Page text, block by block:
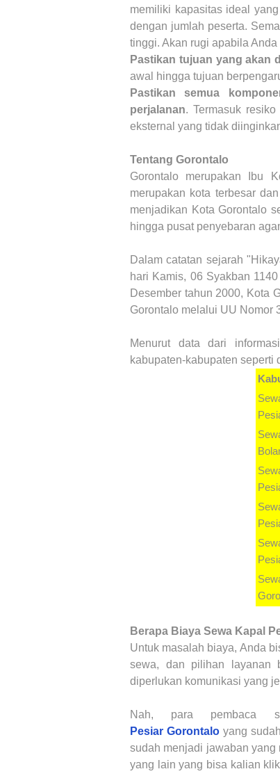
memiliki kapasitas ideal
dengan jumlah peserta.
tinggi. Akan rugi apabila
Pastikan tujuan yang akan
awal hingga tujuan
Pastikan semua
perjalanan. Termasuk
eksternal yang tidak
Tentang Gorontalo
Gorontalo merupakan Ibu
merupakan kota terbesar
menjadikan Kota Gorontalo
hingga pusat penyebaran
Dalam catatan sejarah
hari Kamis, 06 Syakban
Desember tahun 2000, Kota
Gorontalo melalui UU Nomor
Menurut data dari
kabupaten-kabupaten
Berapa Biaya Sewa Kapal
Untuk masalah biaya, Anda
sewa, dan pilihan layanan
diperlukan komunikasi yang
Nah, para pembaca
Pesiar Gorontaloyang
sudah menjadi jawaban yang
yang lain yang bisa kalian